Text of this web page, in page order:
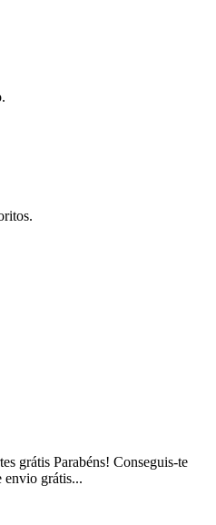
grátis Parabéns! Conseguis-te
envio grátis...